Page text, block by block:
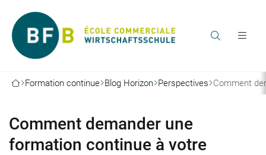
Formation continue Blog Horizon Perspectives Comment
Comment demander une
formation continue à votre